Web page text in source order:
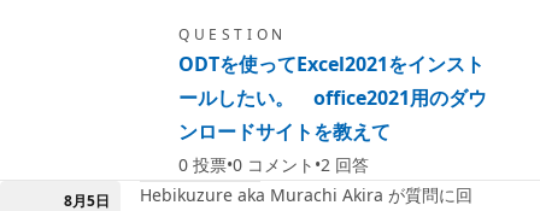
QUESTION
ODTを使ってExcel2021をインスト
ールしたい。 office2021用のダウ
ンロードサイトを教えて
0 投票 0 コメント 2 回答
8月5日
Hebikuzure aka Murachi Akira が質問に回